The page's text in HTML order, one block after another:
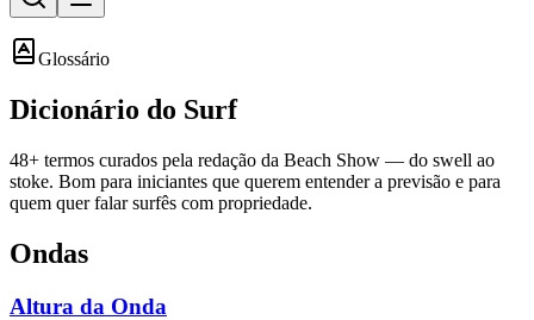
Glossário
Dicionário do Surf
48+ termos curados pela redação da Beach Show — do swell ao
stoke. Bom para iniciantes que querem entender a previsão e para
quem quer falar surfês com propriedade.
Ondas
Altura da Onda